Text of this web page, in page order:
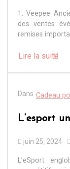
1. Veepee
des ventes
remises
Lire la suite
Dans Cadeau
L’esport
juin 25, 2024
L’eSport